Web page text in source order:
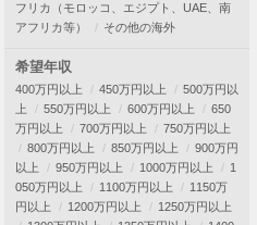
フリカ（モロッコ、エジプト、UAE、南
アフリカ等）
その他の海外
希望年収
400万円以上 450万円以上
500万円以
上
550万円以上 600万円以上
650
万円以上
700万円以上
750万円以上
800万円以上
850万円以上
900万円
以上
950万円以上 1000万円以上
1
050万円以上
1100万円以上
1150万
円以上
1200万円以上
1250万円以上